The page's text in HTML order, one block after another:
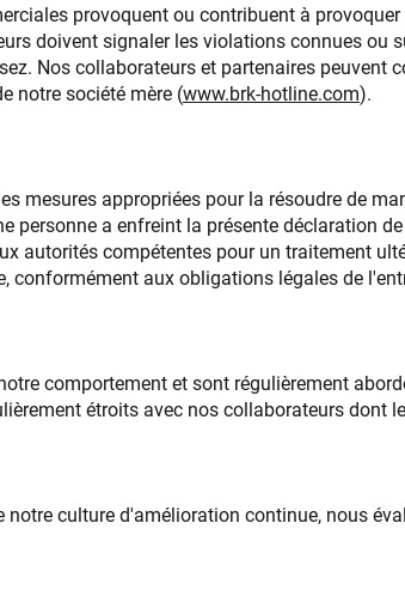
provoquent ou contribuent à
doivent signaler les violations connues ou
Nos collaborateurs et partenaires peuvent
notre société mère (www.brk-hotline.com).
mesures appropriées pour la résoudre de
personne a enfreint la présente déclaration
autorités compétentes pour un traitement
conformément aux obligations légales de
comportement et sont régulièrement
étroits avec nos collaborateurs
culture d'amélioration continue, nous